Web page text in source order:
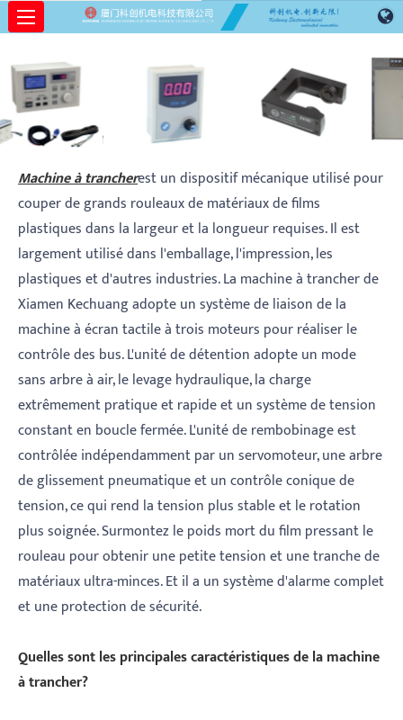
Machine à trancher
Machine à trancherest un dispositif mécanique utilisé pour
couper de grands rouleaux de matériaux de films
plastiques dans la largeur et la longueur requises. Il est
largement utilisé dans l'emballage, l'impression, les
plastiques et d'autres industries. La machine à trancher de
Xiamen Kechuang adopte un système de liaison de la
machine à écran tactile à trois moteurs pour réaliser le
contrôle des bus. L'unité de détention adopte un mode
sans arbre à air, le levage hydraulique, la charge
extrêmement pratique et rapide et un système de tension
constant en boucle fermée. L'unité de rembobinage est
contrôlée indépendamment par un servomoteur, une arbre
de glissement pneumatique et un contrôle conique de
tension, ce qui rend la tension plus stable et le rotation
plus soignée. Surmontez le poids mort du film pressant le
rouleau pour obtenir une petite tension et une tranche de
matériaux ultra-minces. Et il a un système d'alarme complet
et une protection de sécurité.
Quelles sont les principales caractéristiques de la machine
à trancher?